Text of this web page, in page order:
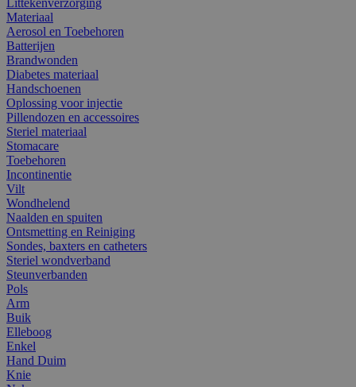
Materiaal
Aerosol en Toebehoren
Batterijen
Brandwonden
Diabetes materiaal
Handschoenen
Oplossing voor injectie
Pillendozen en accessoires
Steriel materiaal
Stomacare
Toebehoren
Incontinentie
Vilt
Wondhelend
Naalden en spuiten
Ontsmetting en Reiniging
Sondes, baxters en catheters
Steriel wondverband
Steunverbanden
Pols
Arm
Buik
Elleboog
Enkel
Hand Duim
Knie